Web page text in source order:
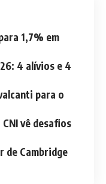
1,7% em
4 alívios e 4
para o
vê desafios
de Cambridge